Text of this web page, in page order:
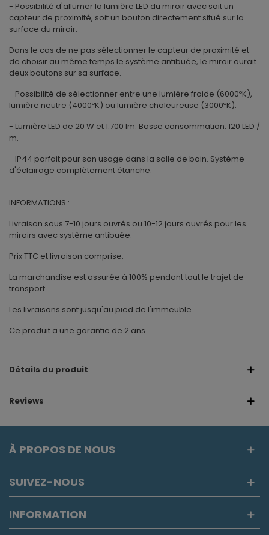
- Possibilité d'allumer la lumière LED du miroir avec soit un
capteur de proximité, soit un bouton directement situé sur la
surface du miroir.
Dans le cas de ne pas sélectionner le capteur de proximité et
de choisir au même temps le système antibuée, le miroir aurait
deux boutons sur sa surface.
- Possibilité de sélectionner entre une lumière froide (6000ºK),
lumière neutre (4000ºK) ou lumière chaleureuse (3000ºK).
- Lumière LED de 20 W et 1.700 lm. Basse consommation. 120 LED /
m.
- IP44 parfait pour son usage dans la salle de bain. Système
d'éclairage complètement étanche.
INFORMATIONS :
Livraison sous 7-10 jours ouvrés ou 10-12 jours ouvrés pour les
miroirs avec système antibuée.
Prix TTC et livraison comprise.
La marchandise est assurée à 100% pendant tout le trajet de
transport.
Les livraisons sont jusqu'au pied de l'immeuble.
Ce produit a une garantie de 2 ans.
Détails du produit
Reviews
À PROPOS DE NOUS
SUIVEZ-NOUS
INFORMATION